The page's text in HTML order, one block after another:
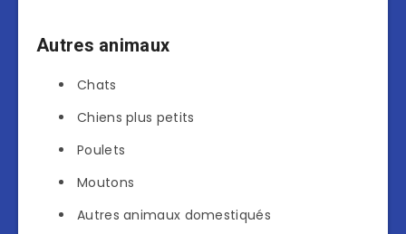
Autres animaux
Chats
Chiens plus petits
Poulets
Moutons
Autres animaux domestiqués